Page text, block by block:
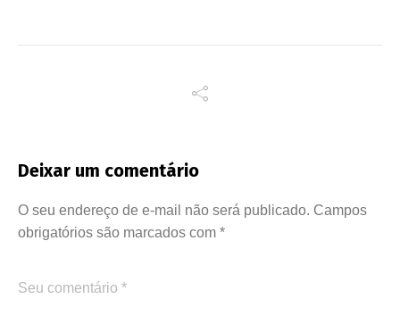
Deixar um comentário
O seu endereço de e-mail não será publicado. Campos
obrigatórios são marcados com *